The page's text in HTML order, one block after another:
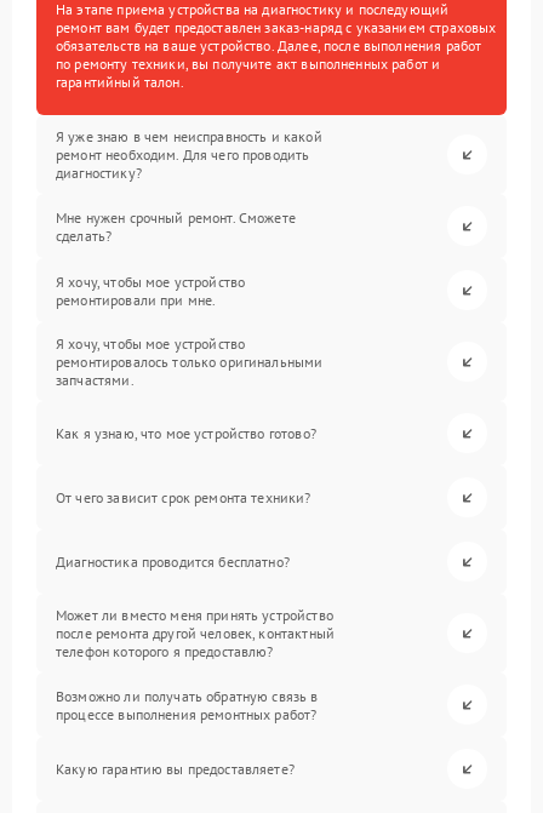
На этапе приема устройства на диагностику и последующий
ремонт вам будет предоставлен заказ-наряд с указанием страховых
обязательств на ваше устройство. Далее, после выполнения работ
по ремонту техники, вы получите акт выполненных работ и
гарантийный талон.
Я уже знаю в чем неисправность и какой
ремонт необходим. Для чего проводить
диагностику?
Мне нужен срочный ремонт. Сможете
сделать?
Я хочу, чтобы мое устройство
ремонтировали при мне.
Я хочу, чтобы мое устройство
ремонтировалось только оригинальными
запчастями.
Как я узнаю, что мое устройство готово?
От чего зависит срок ремонта техники?
Диагностика проводится бесплатно?
Может ли вместо меня принять устройство
после ремонта другой человек, контактный
телефон которого я предоставлю?
Возможно ли получать обратную связь в
процессе выполнения ремонтных работ?
Какую гарантию вы предоставляете?